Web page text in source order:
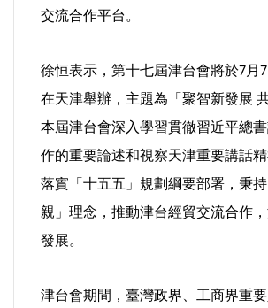
選舉/民調
觀光旅遊
生物科技
出版（影音/圖書/雜誌）
交流合作平台。
徐恒表示，第十七屆津台會將於7月 7
在天津舉辦，主題為「聚智新發展
本屆津台會深入學習貫徹習近平總
作的重要論述和視察天津重要講話
落實「十五五」規劃綱要部署，秉
親」理念，推動津台經貿交流合作
發展。
津台會期間，臺灣政界、工商界重